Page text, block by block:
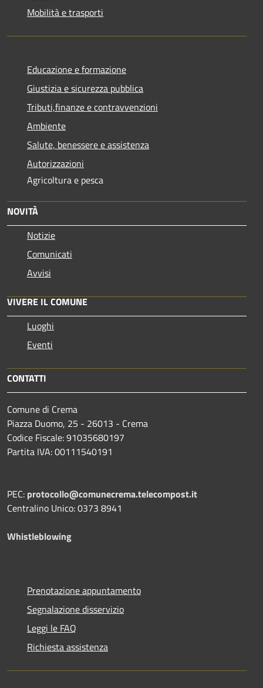
Mobilità e trasporti
Educazione e formazione
Giustizia e sicurezza pubblica
Tributi,finanze e contravvenzioni
Ambiente
Salute, benessere e assistenza
Autorizzazioni
Agricoltura e pesca
NOVITÀ
Notizie
Comunicati
Avvisi
VIVERE IL COMUNE
Luoghi
Eventi
CONTATTI
Comune di Crema
Piazza Duomo, 25 - 26013 - Crema
Codice Fiscale: 91035680197
Partita IVA: 00111540191
PEC: protocollo@comunecrema.telecompost.it
Centralino Unico: 0373 8941
Whistleblowing
Prenotazione appuntamento
Segnalazione disservizio
Leggi le FAQ
Richiesta assistenza